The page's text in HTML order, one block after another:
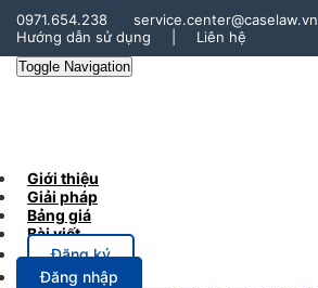
0971.654.238
service.center@caselaw.vn
Hướng dẫn sử dụng
Liên hệ
Toggle Navigation
Giới thiệu
Giải pháp
Bảng giá
Bài viết
Đăng ký
Đăng nhập